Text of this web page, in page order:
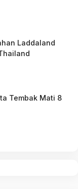
Laddaland
Tembak Mati 8